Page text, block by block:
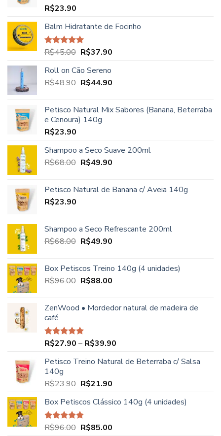
Avaliação
R$23.90
Balm Hidratante de Focinho
Avaliação
R$45.00 O
original
era:
R$37.90O
é:
Roll on Cão Sereno
R$48.90 O
era:
R$48.90.
R$44.90O
é:
Petisco Natural Mix Sabores (Banana, Beterraba
e Cenoura) 140g
R$23.90
Shampoo a Seco Suave 200ml
R$68.00 O
era:
R$49.90O
é:
Petisco Natural de Banana c/ Aveia 140g
R$23.90
Shampoo a Seco Refrescante 200ml
R$68.00 O
era:
R$68.00.
R$49.90O
é:
R$49.90.
Box Petiscos Treino 140g (4 unidades)
R$96.00 O
era:
R$88.00O
é:
ZenWood • Mordedor natural de madeira de
café
Avaliação
R$27.90 – R$39.90
preço:
Petisco Treino Natural de Beterraba c/ Salsa
140g
R$23.90 O
original
era:
R$23.90.
R$21.90O
atual
R$21.90.
Box Petiscos Clássico 140g (4 unidades)
Avaliação
R$96.00 O
R$85.00O